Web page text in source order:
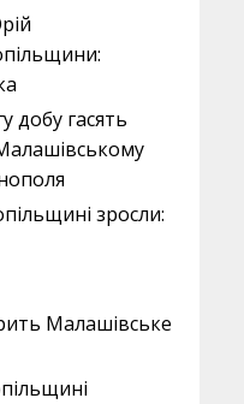
добу гасять
зросли:
Малашівське